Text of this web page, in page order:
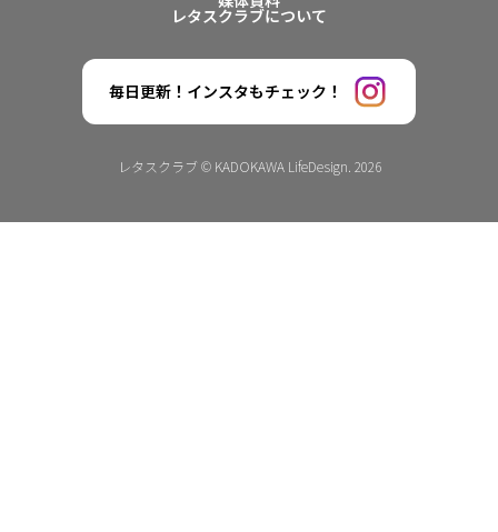
レタスクラブについて
毎日更新！インスタもチェック！
レタスクラブ © KADOKAWA LifeDesign. 2026